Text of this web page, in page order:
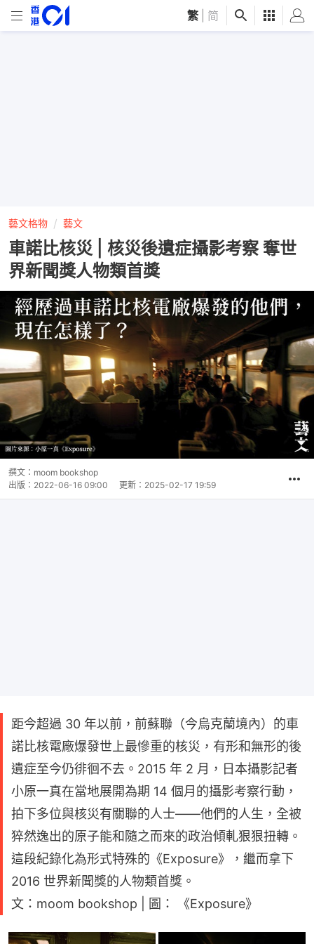
繁 简
藝文格物 藝文
車諾比核災 | 核災後遺症攝影考察 奪世
界新聞獎人物類首獎
撰文： moom bookshop
出版： 2022-06-16 09:00 更新： 2025-02-17 19:59
距今超過 30 年以前，前蘇聯（今烏克蘭境內）的車
諾比核電廠爆發世上最慘重的核災，有形和無形的後
遺症至今仍徘徊不去。2015 年 2 月，日本攝影記者
小原一真在當地展開為期 14 個月的攝影考察行動，
拍下多位與核災有關聯的人士——他們的人生，全被
猝然逸出的原子能和隨之而來的政治傾軋狠狠扭轉。
這段紀錄化為形式特殊的《Exposure》，繼而拿下
2016 世界新聞獎的人物類首獎。
文：moom bookshop | 圖： 《Exposure》